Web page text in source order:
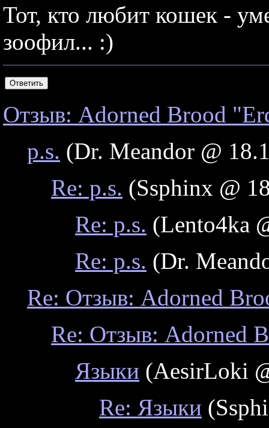
Тот, кто любит кошек -
зоофил... :)
Отзыв: Adorned Brood
p.s. (Dr. Meandor @
Re: p.s. (Ssphinx @
Re: p.s. (Lento4ka
Re: p.s. (Dr.
Re: Отзыв: Adorned
Re: Отзыв: Adorned
Языки (AesirLoki
Re: Языки